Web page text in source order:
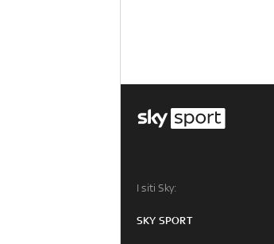
I siti Sky:
SKY SPORT